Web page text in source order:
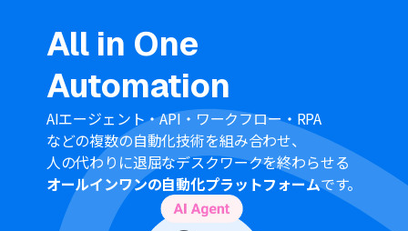
ールアドレスを任意で設定してください
注意事項
Shopify、Zoho MailのそれぞれとYoomを連携してくだ
さい。
【Shopify】はチームプラン・サクセスプランでのみご利
用いただけるアプリとなっております。フリープラン・ミ
ニプランの場合は設定しているフローボットのオペレー
ションやデータコネクトはエラーとなりますので、ご注意
All in One
Automation
AIエージェント・API・ワークフロー・RPA
などの複数の自動化技術を組み合わせ、
人の代わりに退屈なデスクワークを終わらせる
オールインワンの自動化プラットフォームです。